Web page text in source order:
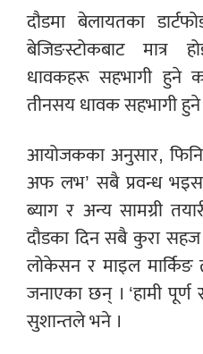
दौडमा बेलायतका
बेजिङस्टोकबाट मात्र
धावकहरू सहभागी हुने
तीनसय धावक सहभागी हुने
आयोजकका अनुसार,
अफ लभ’ सबै प्रवन्ध
ब्याग र अन्य सामग्री
दौडका दिन सबै कुरा सहज
लोकेसन र माइल
जनाएका छन् । ‘हामी
सुशान्तले भने ।